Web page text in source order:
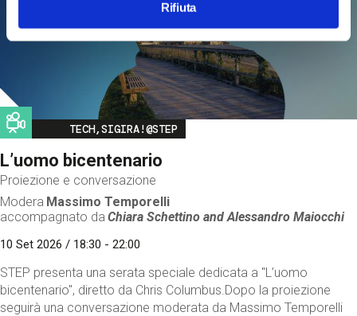
Rifiuta
Image
TECH,SIGIRA!@STEP
L’uomo bicentenario
Proiezione e conversazione
Modera Massimo Temporelli
accompagnato da Chiara Schettino andAlessandro Maiocchi
10 Set 2026 / 18:30 - 22:00
STEP presenta una serata speciale dedicata a "L’uomo
bicentenario", diretto da Chris Columbus.Dopo la proiezione
seguirà una conversazione moderata da Massimo Temporelli